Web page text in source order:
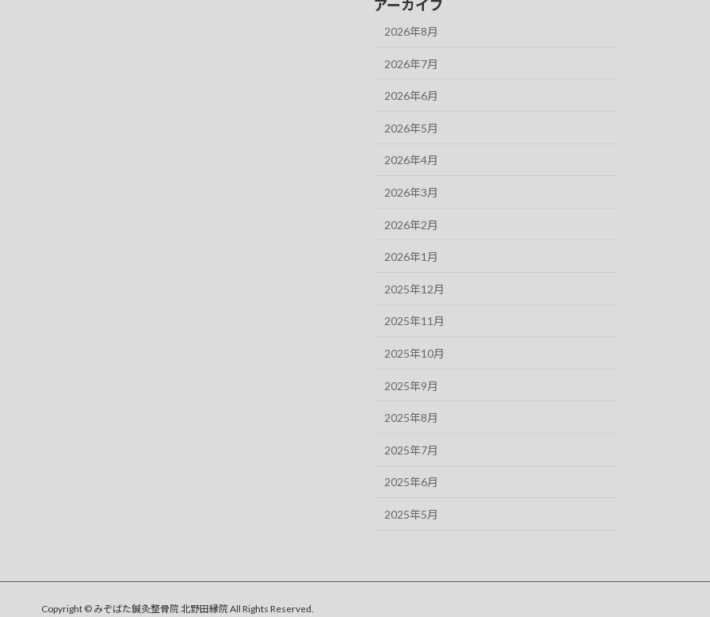
アーカイブ
2026年8月
2026年7月
2026年6月
2026年5月
2026年4月
2026年3月
2026年2月
2026年1月
2025年12月
2025年11月
2025年10月
2025年9月
2025年8月
2025年7月
2025年6月
2025年5月
Copyright © みぞばた鍼灸整骨院 北野田縁院 All Rights Reserved.